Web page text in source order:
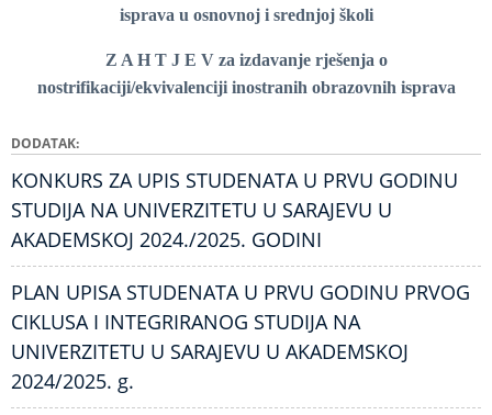
isprava u osnovnoj i srednjoj školi
Z A H T J E V za izdavanje rješenja o
nostrifikaciji/ekvivalenciji inostranih obrazovnih isprava
DODATAK
KONKURS ZA UPIS STUDENATA U PRVU GODINU
STUDIJA NA UNIVERZITETU U SARAJEVU U
AKADEMSKOJ 2024./2025. GODINI
PLAN UPISA STUDENATA U PRVU GODINU PRVOG
CIKLUSA I INTEGRIRANOG STUDIJA NA
UNIVERZITETU U SARAJEVU U AKADEMSKOJ
2024/2025. g.